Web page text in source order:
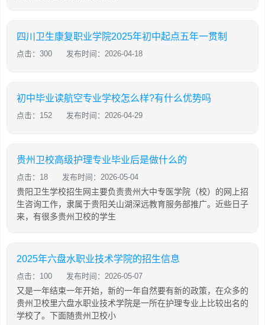
四川卫生康复职业学院2025年初中起点五年一贯制
点击：300 发布时间：2026-04-18
初中毕业读航空专业学校怎么样?有什么优势吗
点击：152 发布时间：2026-04-29
贵州卫校高级护理专业毕业后是做什么的
点击：18 发布时间：2026-05-04
贵阳卫生学校招生网主要负责贵州大中专医学院（校）的网上招
生咨询工作，隶属于贵阳关山湖深远教育服务部推广。近些日子
来，有很多贵州卫校的学生
2025年六盘水职业技术学院的招生信息
点击：100 发布时间：2026-05-07
又是一年结束一年开始，新的一年自然要有新的政策，在众多的
贵州卫校里六盘水职业技术学院是一所在护理专业上比较出名的
学校了。下面随贵州卫校小